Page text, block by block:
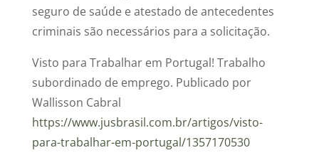
seguro de saúde e atestado de antecedentes
criminais são necessários para a solicitação.
Visto para Trabalhar em Portugal! Trabalho
subordinado de emprego. Publicado por
Wallisson Cabral
https://www.jusbrasil.com.br/artigos/visto-
para-trabalhar-em-portugal/1357170530